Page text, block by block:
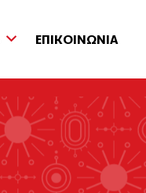
ΕΠΙΚΟΙΝΩΝΙΑ